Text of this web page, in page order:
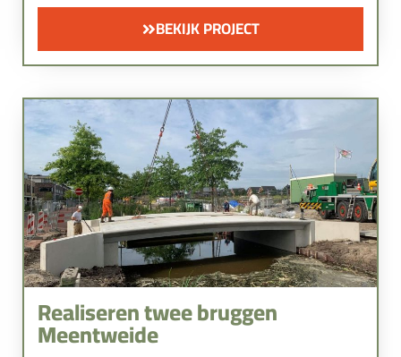
BEKIJK PROJECT
Realiseren twee bruggen
Meentweide